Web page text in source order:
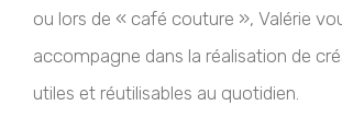
ou lors de « café couture », Valérie
accompagne dans la réalisation de
utiles et réutilisables au quotidien.